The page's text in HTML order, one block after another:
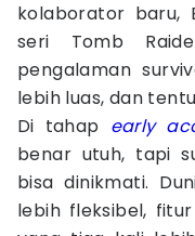
kolaborator baru,
seri Tomb
pengalaman
lebih luas, dan
Di tahap early
benar utuh, tapi
bisa dinikmati.
lebih fleksibel,